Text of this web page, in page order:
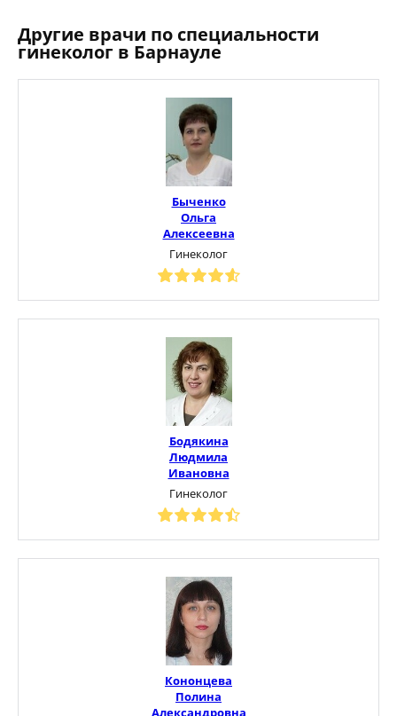
Другие врачи по специальности
гинеколог в Барнауле
Быченко
Ольга
Алексеевна
Гинеколог
Бодякина
Людмила
Ивановна
Гинеколог
Кононцева
Полина
Александровна